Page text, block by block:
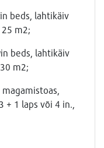
beds, lahtikäiv
m2;
beds, lahtikäiv
m2;
+ 1 laps või 4 in.,